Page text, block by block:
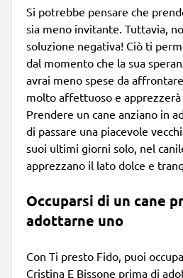
Si potrebbe pensare che
sia meno invitante. Tuttavia,
soluzione negativa! Ciò ti
dal momento che la sua
avrai meno spese da
molto affettuoso e
Prendere un cane anziano in
di passare una piacevole
suoi ultimi giorni solo, nel
apprezzano il lato dolce e
Occuparsi di un cane
adottarne uno
Con Ti presto Fido, puoi
Cristina E Bissone prima di